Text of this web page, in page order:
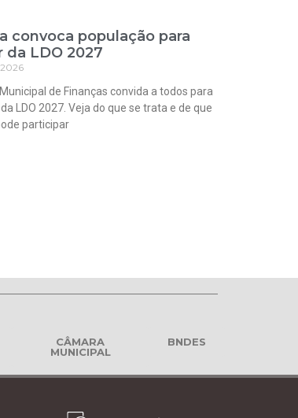
convoca população para
da LDO 2027
de Finanças convida a todos para
LDO 2027. Veja do que se trata e de que
participar
CÂMARA
MUNICIPAL
BNDES